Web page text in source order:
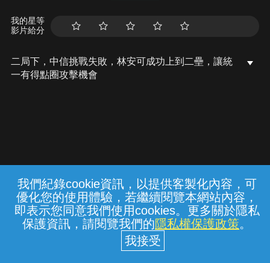
我們紀錄cookie資訊，以提供客製化內容，可
優化您的使用體驗，若繼續閱覽本網站內容，
即表示您同意我們使用cookies。更多關於隱私
保護資訊，請閱覽我們的隱私權保護政策。
我的星等
影片給分
二局下，中信挑戰失敗，林安可成功上到二壘，讓統
一有得點圈攻擊機會
常見問題 線上客服 服務條款 隱私權保護
中華電信股份有限公司個人家庭分公司
(統一編號：96979949) © 2026
{{notifyMsg}}